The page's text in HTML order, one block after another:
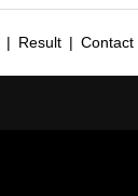
Result Contact